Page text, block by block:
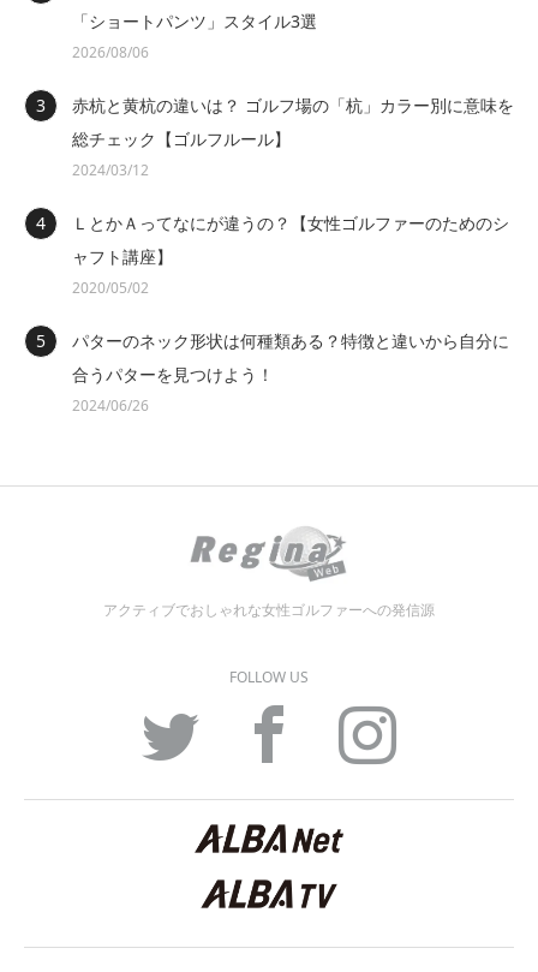
「ショートパンツ」スタイル3選
2026/08/06
赤杭と黄杭の違いは？ ゴルフ場の「杭」カラー別に意味を
総チェック【ゴルフルール】
2024/03/12
ＬとかＡってなにが違うの？【女性ゴルファーのためのシ
ャフト講座】
2020/05/02
パターのネック形状は何種類ある？特徴と違いから自分に
合うパターを見つけよう！
2024/06/26
アクティブでおしゃれな女性ゴルファーへの発信源
FOLLOW US
Facebook Instagram